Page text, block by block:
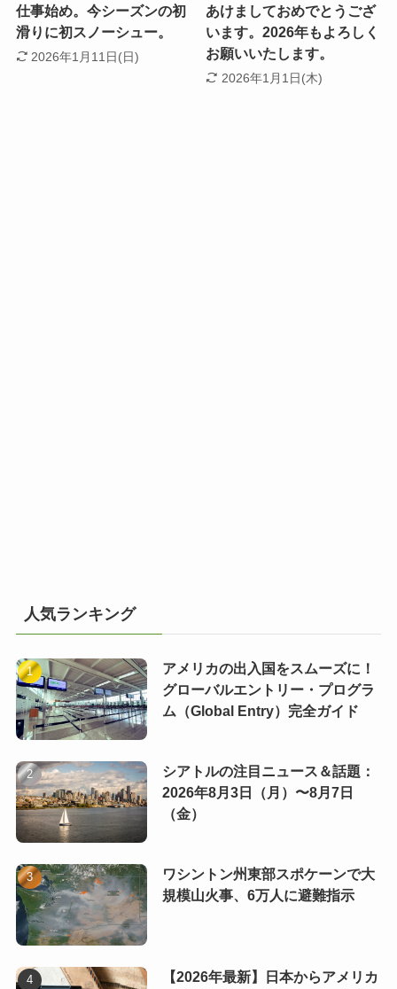
仕事始め。今シーズンの初
滑りに初スノーシュー。
2026年1月11日(日)
あけましておめでとうござ
います。2026年もよろしく
お願いいたします。
2026年1月1日(木)
人気ランキング
アメリカの出入国をスムーズに！
グローバルエントリー・プログラ
ム（Global Entry）完全ガイド
シアトルの注目ニュース＆話題：
2026年8月3日（月）〜8月7日
（金）
ワシントン州東部スポケーンで大
規模山火事、6万人に避難指示
【2026年最新】日本からアメリカ